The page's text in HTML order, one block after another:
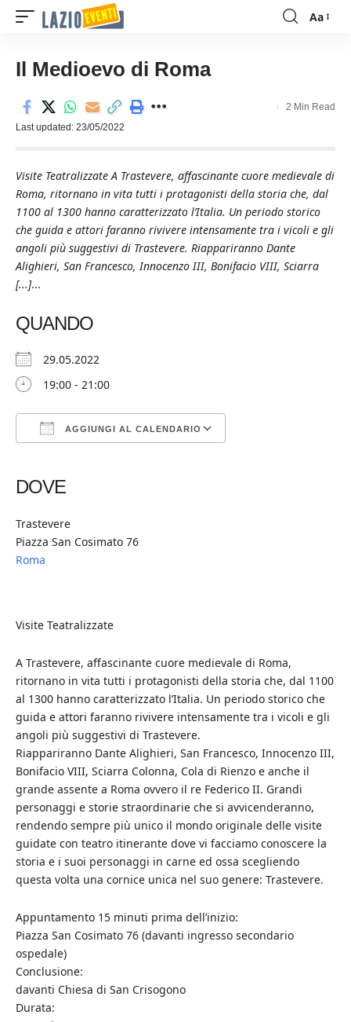
Font
Aa
Il Medioevo di Roma
Last updated: 23/05/2022
2 Min Read
Visite Teatralizzate A Trastevere, affascinante cuore medievale di
Roma, ritornano in vita tutti i protagonisti della storia che, dal
1100 al 1300 hanno caratterizzato l’Italia. Un periodo storico
che guida e attori faranno rivivere intensamente tra i vicoli e gli
angoli più suggestivi di Trastevere. Riappariranno Dante
Alighieri, San Francesco, Innocenzo III, Bonifacio VIII, Sciarra
[...]...
QUANDO
29.05.2022
19:00 - 21:00
AGGIUNGI AL CALENDARIO
DOVE
Trastevere
Piazza San Cosimato 76
Roma
Visite Teatralizzate
A Trastevere, affascinante cuore medievale di Roma,
ritornano in vita tutti i protagonisti della storia che, dal 1100
al 1300 hanno caratterizzato l’Italia. Un periodo storico che
guida e attori faranno rivivere intensamente tra i vicoli e gli
angoli più suggestivi di Trastevere.
Riappariranno Dante Alighieri, San Francesco, Innocenzo III,
Bonifacio VIII, Sciarra Colonna, Cola di Rienzo e anche il
grande assente a Roma ovvero il re Federico II. Grandi
personaggi e storie straordinarie che si avvicenderanno,
rendendo sempre più unico il mondo originale delle visite
guidate con teatro itinerante dove vi facciamo conoscere la
storia e i suoi personaggi in carne ed ossa scegliendo
questa volta una cornice unica nel suo genere: Trastevere.
Appuntamento 15 minuti prima dell’inizio:
Piazza San Cosimato 76 (davanti ingresso secondario
ospedale)
Conclusione:
davanti Chiesa di San Crisogono
Durata: